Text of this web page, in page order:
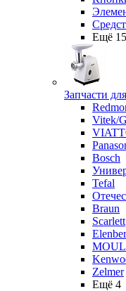
Ещё 15
Запчасти
Vitek/
Bosch
Tefal
Braun
Scarlett
Zelmer
Ещё 4